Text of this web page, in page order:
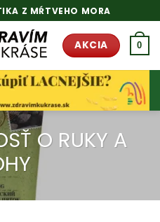
Z MŔTVEHO MORA
AKCIA 0
O RUKY A